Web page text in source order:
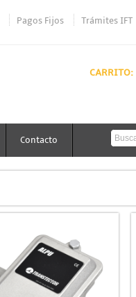
Pagos Fijos Trámites IFT
CARRITO:
Contacto